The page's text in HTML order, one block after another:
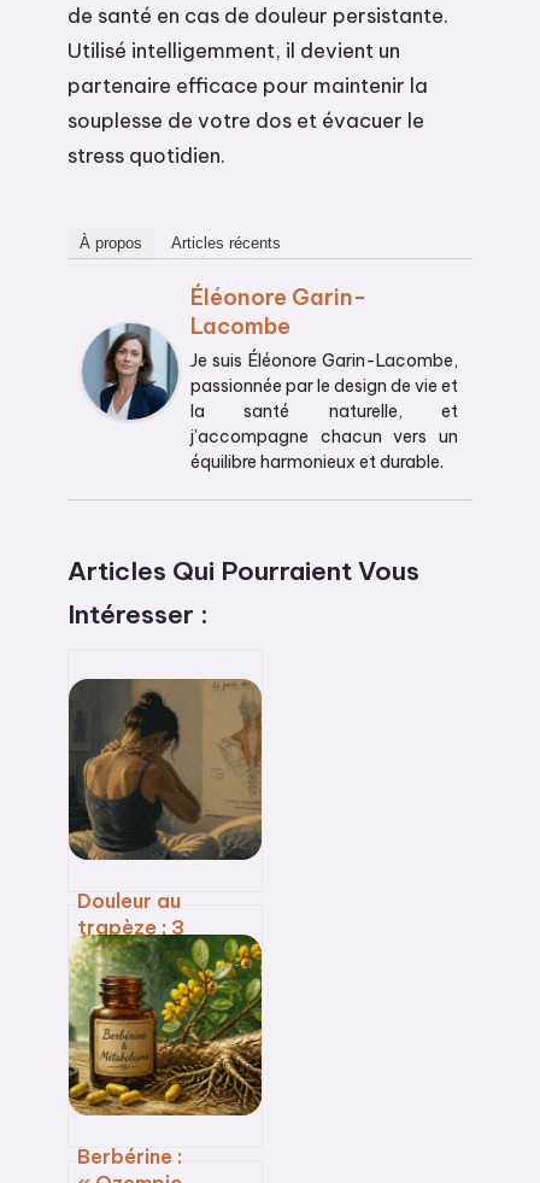
de santé en cas de douleur persistante.
Utilisé intelligemment, il devient un
partenaire efficace pour maintenir la
souplesse de votre dos et évacuer le
stress quotidien.
À propos Articles récents
Éléonore Garin-
Lacombe
Je suis Éléonore Garin-Lacombe,
passionnée par le design de vie et
la santé naturelle, et
j’accompagne chacun vers un
équilibre harmonieux et durable.
Articles Qui Pourraient Vous
Intéresser :
Douleur au
trapèze : 3
blocages
émotionnels qui
pèsent sur vos
épaules
Berbérine :